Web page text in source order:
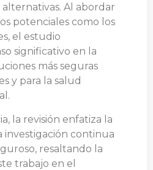
Al abordar
potenciales como los
el estudio
significativo en la
más seguras
y para la salud
la revisión enfatiza la
investigación continua
resaltando la
trabajo en el